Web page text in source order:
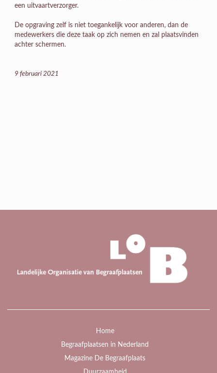
een uitvaartverzorger.
De opgraving zelf is niet toegankelijk voor anderen, dan de
medewerkers die deze taak op zich nemen en zal plaatsvinden
achter schermen.
9 februari 2021
Home
Begraafplaatsen in Nederland
Magazine De Begraafplaats